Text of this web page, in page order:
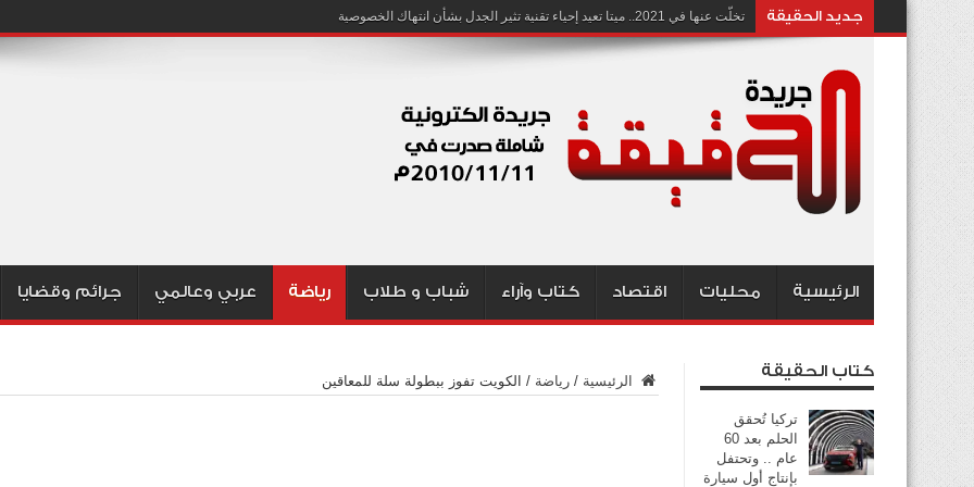
جديد الحقيقة تخلّت عنها في 2021.. ميتا تعيد إحياء تقنية تثير الجدل بشأن انتهاك الخصوصية
الرئيسية محليات اقتصاد كتاب وآراء شباب و طلاب رياضة عربي وعالمي جرائم وقضايا
الرئيسية / رياضة / الكويت تفوز ببطولة سلة للمعاقين
كتاب الحقيقة
تركيا تُحقق
الحلم بعد 60
عام .. وتحتفل
بإنتاج أول سيارة